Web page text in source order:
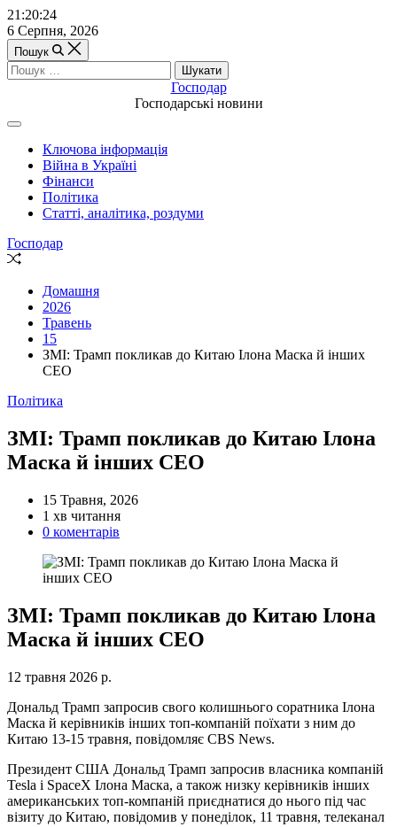
Перейти
до
вмісту
21:20:25
6 Серпня, 2026
Пошук
Пошук:
Господар
Господарські новини
Off
Canvas
(поза
полотном)
Ключова інформація
Війна в Україні
Фінанси
Політика
Статті, аналітика, роздуми
Господар
Випадкова
Домашня
2026
Травень
15
ЗМІ: Трамп покликав до Китаю Ілона Маска й інших
CEO
Категорії
Політика
ЗМІ: Трамп покликав до Китаю Ілона
Маска й інших CEO
15 Травня, 2026
Орієнтовний
час
1 хв читання
0 коментарів
ЗМІ: Трамп покликав до Китаю Ілона
Маска й інших CEO
12 травня 2026 р.
Дональд Трамп запросив свого колишнього соратника Ілона
Маска й керівників інших топ-компаній поїхати з ним до
Китаю 13-15 травня, повідомляє CBS News.
Президент США Дональд Трамп запросив власника компаній
Tesla і SpaceX Ілона Маска, а також низку керівників інших
американських топ-компаній приєднатися до нього під час
візиту до Китаю, повідомив у понеділок, 11 травня, телеканал